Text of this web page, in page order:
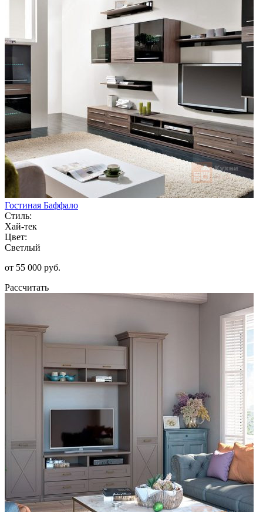
Гостиная Баффало
Стиль:
Хай-тек
Цвет:
Светлый
от 55 000 руб.
Рассчитать